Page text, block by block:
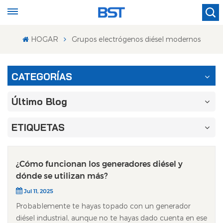
HOGAR Grupos electrógenos diésel modernos
CATEGORÍAS
Último Blog
ETIQUETAS
¿Cómo funcionan los generadores diésel y
dónde se utilizan más?
Jul 11, 2025
Probablemente te hayas topado con un generador
diésel industrial, aunque no te hayas dado cuenta en ese